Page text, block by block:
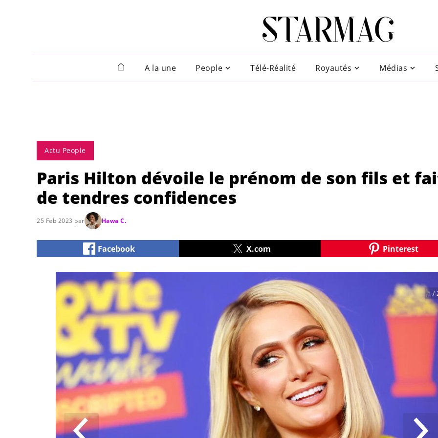
A la une People Télé-Réalité Royautés Médias
Actu People
Paris Hilton dévoile le prénom de son fils et
de tendres confidences
25 Feb 2023 par Hawa C.
Facebook X.com Pinterest
1 /